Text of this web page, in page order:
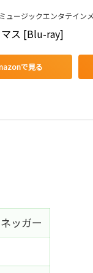
ュージックエンタテイン
ス [Blu-ray]
で見る
ッガー